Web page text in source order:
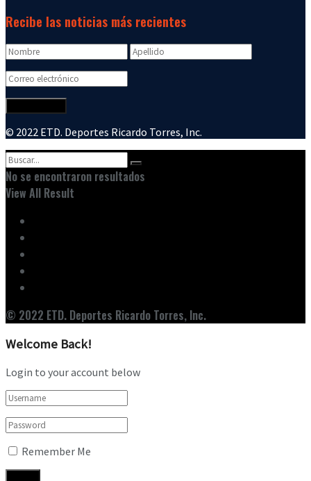
Recibe las noticias más recientes
© 2022 ETD. Deportes Ricardo Torres, Inc.
No se encontraron resultados
View All Result
© 2022 ETD. Deportes Ricardo Torres, Inc.
Welcome Back!
Login to your account below
Remember Me